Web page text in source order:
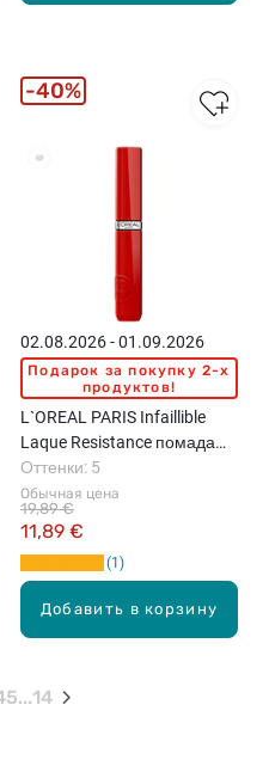
Добавить в корзину
02.08.2026 - 01.09.2026
Подарок за покупку 2-x
продуктов!
L`OREAL PARIS Infaillible
Laque Resistance помада
для губ, 4.3мл
Обычная цена
11,89 €
19,89 €
Оттенки: 5
1
40%
5...14